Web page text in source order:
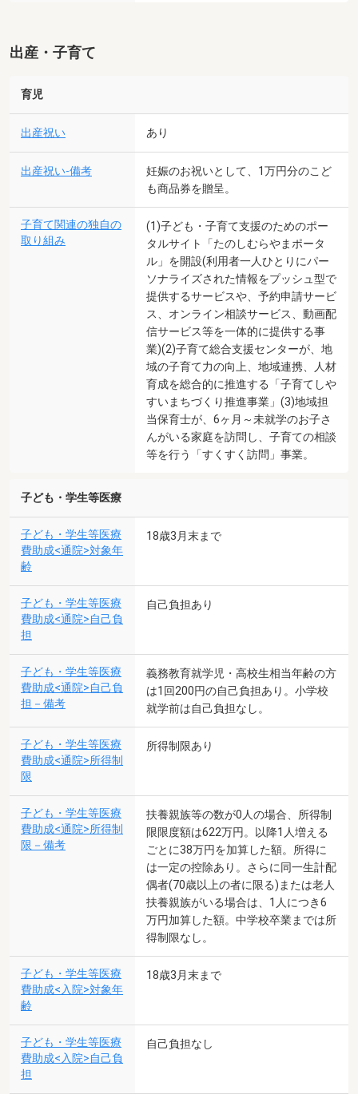
出産・子育て
育児
出産祝い あり
出産祝い-備考
妊娠のお祝いとして、1万円分のこど
も商品券を贈呈。
子育て関連の独自の
取り組み
(1)子ども・子育て支援のためのポー
タルサイト「たのしむらやまポータ
ル」を開設(利用者一人ひとりにパー
ソナライズされた情報をプッシュ型で
提供するサービスや、予約申請サービ
ス、オンライン相談サービス、動画配
信サービス等を一体的に提供する事
業)(2)子育て総合支援センターが、地
域の子育て力の向上、地域連携、人材
育成を総合的に推進する「子育てしや
すいまちづくり推進事業」(3)地域担
当保育士が、6ヶ月～未就学のお子さ
んがいる家庭を訪問し、子育ての相談
等を行う「すくすく訪問」事業。
子ども・学生等医療
子ども・学生等医療
費助成<通院>対象年
齢
18歳3月末まで
子ども・学生等医療
費助成<通院>自己負
担
自己負担あり
子ども・学生等医療
費助成<通院>自己負
担－備考
義務教育就学児・高校生相当年齢の方
は1回200円の自己負担あり。小学校
就学前は自己負担なし。
子ども・学生等医療
費助成<通院>所得制
限
所得制限あり
子ども・学生等医療
費助成<通院>所得制
限－備考
扶養親族等の数が0人の場合、所得制
限限度額は622万円。以降1人増える
ごとに38万円を加算した額。所得に
は一定の控除あり。さらに同一生計配
偶者(70歳以上の者に限る)または老人
扶養親族がいる場合は、1人につき6
万円加算した額。中学校卒業までは所
得制限なし。
子ども・学生等医療
費助成<入院>対象年
齢
18歳3月末まで
子ども・学生等医療
費助成<入院>自己負
担
自己負担なし